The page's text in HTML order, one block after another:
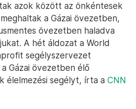
azok között az önkéntesek
a Gázai övezetben,
övezetben haladva
A hét áldozat a World
segélyszervezet
Gázai övezetben élő
élelmezési segélyt, írta a CNN